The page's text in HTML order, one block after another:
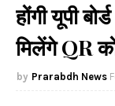
होंगी यूपी
मिलेंगे QR
Prarabdh News